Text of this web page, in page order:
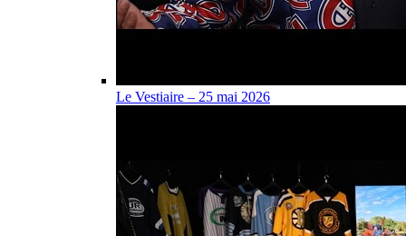
Le Vestiaire – 25 mai 2026